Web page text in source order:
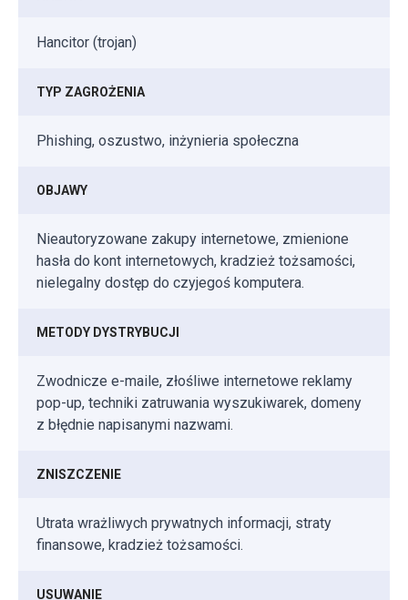
Hancitor (trojan)
TYP ZAGROŻENIA
Phishing, oszustwo, inżynieria społeczna
OBJAWY
Nieautoryzowane zakupy internetowe, zmienione
hasła do kont internetowych, kradzież tożsamości,
nielegalny dostęp do czyjegoś komputera.
METODY DYSTRYBUCJI
Zwodnicze e-maile, złośliwe internetowe reklamy
pop-up, techniki zatruwania wyszukiwarek, domeny
z błędnie napisanymi nazwami.
ZNISZCZENIE
Utrata wrażliwych prywatnych informacji, straty
finansowe, kradzież tożsamości.
USUWANIE